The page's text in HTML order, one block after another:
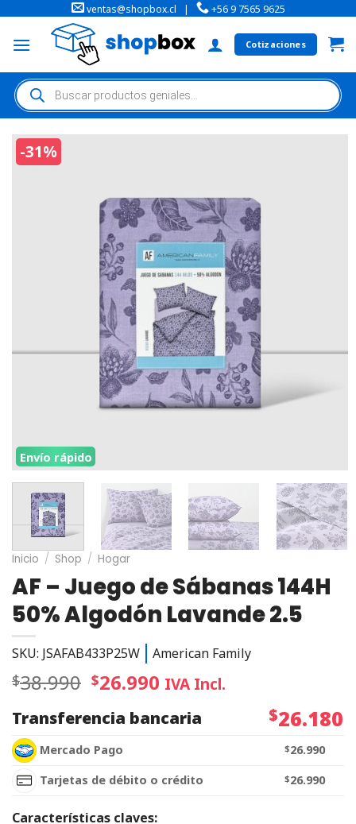
ventas@shopbox.cl | +56 9 7565 9625
Cotizaciones
-31%
Envío rápido
Inicio / Shop / Hogar
AF – Juego de Sábanas 144H
50% Algodón Lavande 2.5
SKU: JSAFAB433P25W American Family
$38.990 $26.990 IVA Incl.
Transferencia bancaria
$26.180
Mercado Pago $26.990
Tarjetas de débito o crédito
$26.990
Características claves: